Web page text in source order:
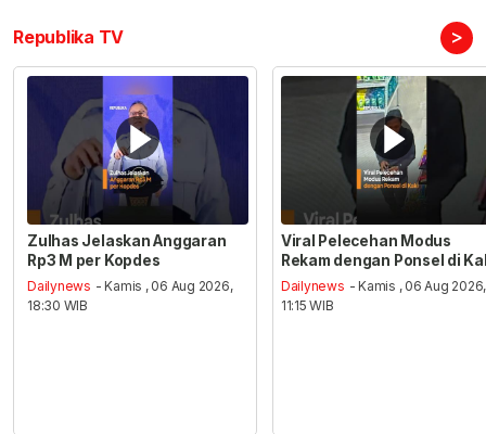
Republika TV >
Zulhas Jelaskan Anggaran
Rp3 M per Kopdes
Dailynews - Kamis , 06 Aug 2026,
18:30 WIB
Viral Pelecehan Modus
Rekam dengan Ponsel di
Dailynews - Kamis , 06 Aug 2026,
11:15 WIB